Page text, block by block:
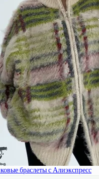
браслеты с Алиэкспресс